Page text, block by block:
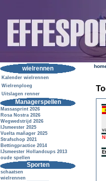
wielrennen
Kalender wielrennen
Wielrenploeg
Uitslagen renner
Managerspellen
Massasprint 2026
Rosa Nostra 2026
Wegwedstrijd 2026
IJsmeester 2025
Vuelta mañager 2025
Strafschop 2021
Bettingpractice 2014
IJsmeester Hollandcups 2013
oude spellen
Sporten
schaatsen
wielrennen